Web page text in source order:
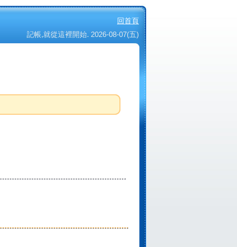
回首頁
記帳,就從這裡開始. 2026-08-07(五)